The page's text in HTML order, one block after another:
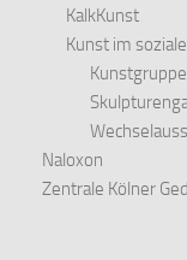
KalkKunst
Kunst im
Kunstgruppe
Naloxon
Zentrale Kölner